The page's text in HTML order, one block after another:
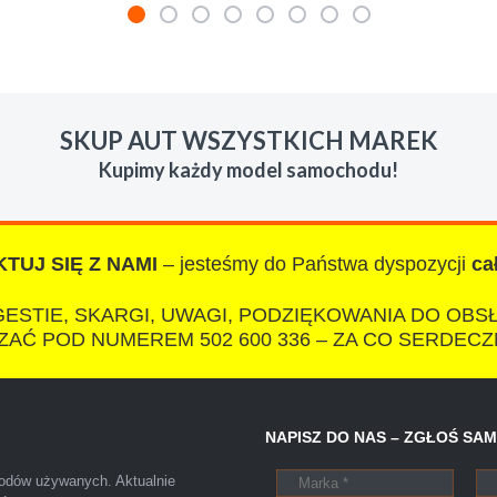
wyzyskiwaczy, to polecam s-car.pl
IZA
tak przyjemnie i przede wszystkim na korzystnych
SKUP AUT WSZYSTKICH MAREK
Kupimy każdy model samochodu!
SIĘ Z NAMI – jesteśmy do Państwa dyspozycji
SKARGI, UWAGI, PODZIĘKOWANIA DO
POD NUMEREM 502 600 336 – ZA CO
używanych. Aktualnie
NAPISZ DO NAS – ZGŁOŚ